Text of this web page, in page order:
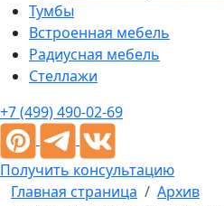
Тумбы
Встроенная мебель
Радиусная мебель
Стеллажи
+7 (499) 490-02-69
Получить консультацию
Главная страница
Архив